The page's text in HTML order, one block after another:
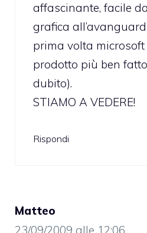
affascinante, facile
grafica
prima volta microsoft
prodotto più ben
dubito).
STIAMO A VEDERE!
Rispondi
Matteo
23/09/2009 alle 12:06